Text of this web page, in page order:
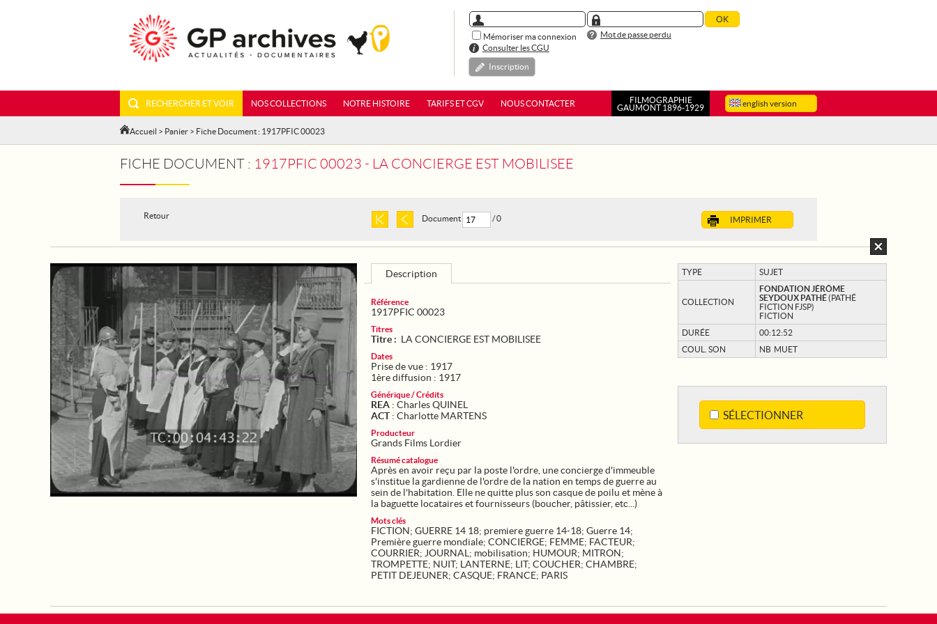
Mémoriser ma connexion
Mot de passe perdu
Consulter les CGU
Inscription
english version
RECHERCHER ET VOIR NOS COLLECTIONS NOTRE HISTOIRE TARIFS ET CGV NOUS CONTACTER
FILMOGRAPHIE
GAUMONT 1896-1929
Accueil > Panier > Fiche Document : 1917PFIC 00023
FICHE DOCUMENT : 1917PFIC 00023 - LA CONCIERGE EST MOBILISEE
Retour IMPRIMER
Document / 0
TYPE SUJET
COLLECTION
FONDATION JÉRÔME
SEYDOUX PATHÉ(PATHÉ
FICTION FJSP)
FICTION
DURÉE
00:12:52
COUL. SON
NB MUET
SÉLECTIONNER
Description
Référence
1917PFIC 00023
Titres
Titre : LA CONCIERGE EST MOBILISEE
Dates
Prise de vue : 1917
1ère diffusion : 1917
Générique / Crédits
REA : Charles QUINEL
ACT: Charlotte MARTENS
Producteur
Grands Films Lordier
Résumé catalogue
Après en avoir reçu par la poste l'ordre, une concierge d'immeuble
s'institue la gardienne de l'ordre de la nation en temps de guerre au
sein de l'habitation. Elle ne quitte plus son casque de poilu et mène à
la baguette locataires et fournisseurs (boucher, pâtissier, etc...)
Mots clés
FICTION; GUERRE 14 18; premiere guerre 14-18; Guerre 14;
Première guerre mondiale; CONCIERGE; FEMME; FACTEUR;
COURRIER; JOURNAL ; mobilisation; HUMOUR; MITRON;
TROMPETTE; NUIT; LANTERNE; LIT; COUCHER; CHAMBRE;
PETIT DEJEUNER; CASQUE; FRANCE; PARIS